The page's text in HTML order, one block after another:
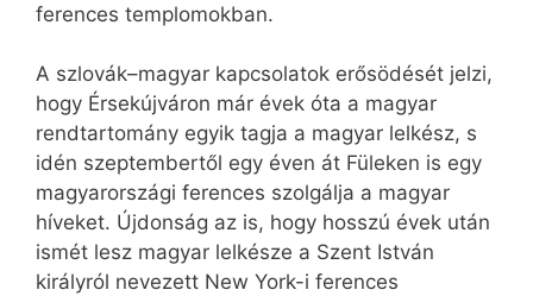
ferences templomokban.
A szlovák–magyar kapcsolatok erősödését jelzi,
hogy Érsekújváron már évek óta a magyar
rendtartomány egyik tagja a magyar lelkész, s
idén szeptembertől egy éven át Füleken is egy
magyarországi ferences szolgálja a magyar
híveket. Újdonság az is, hogy hosszú évek után
ismét lesz magyar lelkésze a Szent István
királyról nevezett New York-i ferences